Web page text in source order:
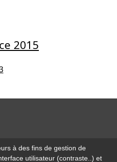
2015
window)
à des fins de gestion de
utilisateur (contraste..) et